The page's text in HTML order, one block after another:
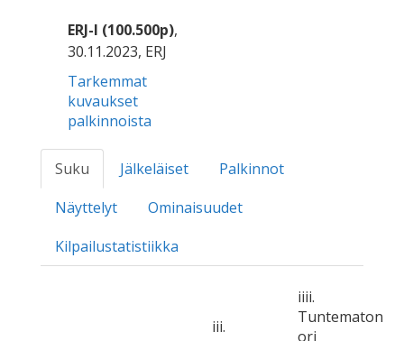
ERJ-I (100.500p),
30.11.2023, ERJ
Tarkemmat
kuvaukset
palkinnoista
Suku Jälkeläiset
Palkinnot
Näyttelyt
Ominaisuudet
Kilpailustatistiikka
iii.
iiii.
Tuntematon
ori